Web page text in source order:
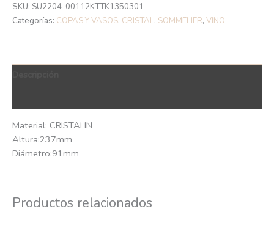
SKU: SU2204-00112KTTK1350301
Categorías: COPAS Y VASOS, CRISTAL, SOMMELIER, VINO
Material: CRISTALIN
Altura:237mm
Diámetro:91mm
Productos relacionados